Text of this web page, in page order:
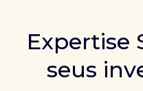
Expertise
seus